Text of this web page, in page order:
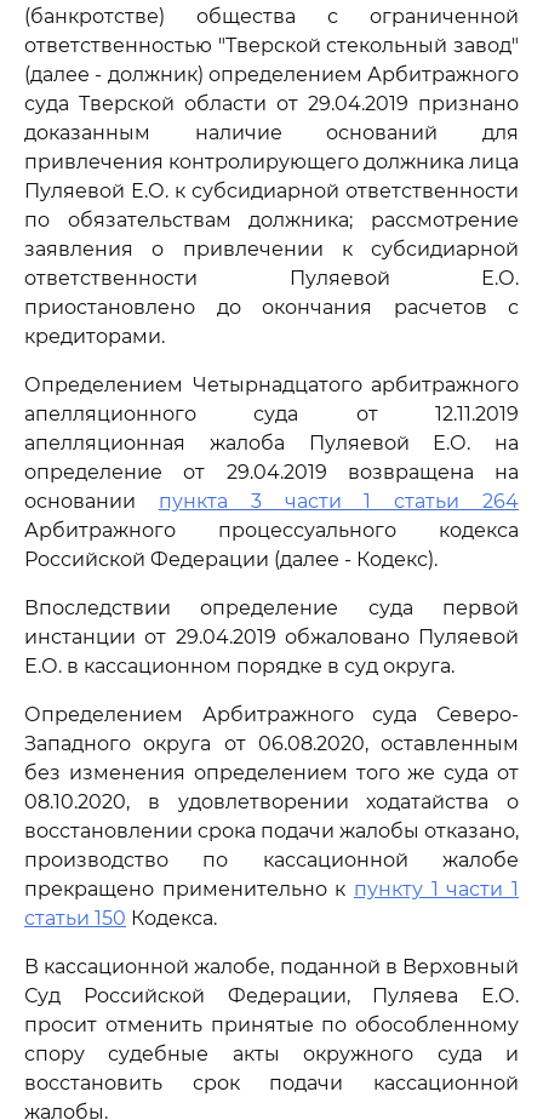
(банкротстве) общества с ограниченной
ответственностью "Тверской стекольный завод"
(далее - должник) определением Арбитражного
суда Тверской области от 29.04.2019 признано
доказанным наличие оснований для
привлечения контролирующего должника лица
Пуляевой Е.О. к субсидиарной ответственности
по обязательствам должника; рассмотрение
заявления о привлечении к субсидиарной
ответственности Пуляевой Е.О.
приостановлено до окончания расчетов с
кредиторами.
Определением Четырнадцатого арбитражного
апелляционного суда от 12.11.2019
апелляционная жалоба Пуляевой Е.О. на
определение от 29.04.2019 возвращена на
основании пункта 3 части 1 статьи 264
Арбитражного процессуального кодекса
Российской Федерации (далее - Кодекс).
Впоследствии определение суда первой
инстанции от 29.04.2019 обжаловано Пуляевой
Е.О. в кассационном порядке в суд округа.
Определением Арбитражного суда Северо-
Западного округа от 06.08.2020, оставленным
без изменения определением того же суда от
08.10.2020, в удовлетворении ходатайства о
восстановлении срока подачи жалобы отказано,
производство по кассационной жалобе
прекращено применительно к пункту 1 части 1
статьи 150 Кодекса.
В кассационной жалобе, поданной в Верховный
Суд Российской Федерации, Пуляева Е.О.
просит отменить принятые по обособленному
спору судебные акты окружного суда и
восстановить срок подачи кассационной
жалобы.